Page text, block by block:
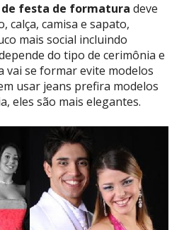
de festa de formatura deve
calça, camisa e sapato,
mais social incluindo
do tipo de cerimônia e
vai se formar evite modelos
usar jeans prefira modelos
eles são mais elegantes.